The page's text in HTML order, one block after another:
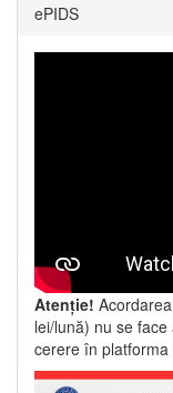
ePIDS
Atenție!
lei/lună) nu se
cerere în